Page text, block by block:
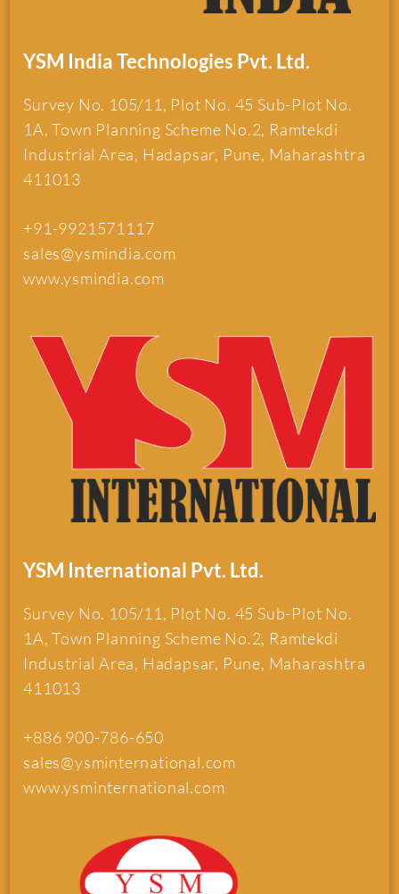
YSM India Technologies Pvt. Ltd.
Survey No. 105/11, Plot No. 45 Sub-Plot No.
1A, Town Planning Scheme No.2, Ramtekdi
Industrial Area, Hadapsar, Pune, Maharashtra
411013
+91-9921571117
sales@ysmindia.com
www.ysmindia.com
YSM International Pvt. Ltd.
Survey No. 105/11, Plot No. 45 Sub-Plot No.
1A, Town Planning Scheme No.2, Ramtekdi
Industrial Area, Hadapsar, Pune, Maharashtra
411013
+886 900-786-650
sales@ysminternational.com
www.ysminternational.com